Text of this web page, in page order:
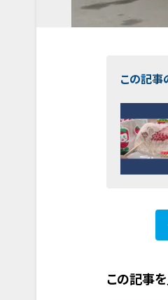
この記事
この記事